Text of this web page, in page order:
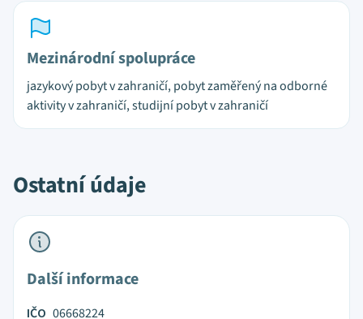
Mezinárodní spolupráce
jazykový pobyt v zahraničí, pobyt zaměřený na odborné
aktivity v zahraničí, studijní pobyt v zahraničí
Ostatní údaje
Další informace
IČO 06668224